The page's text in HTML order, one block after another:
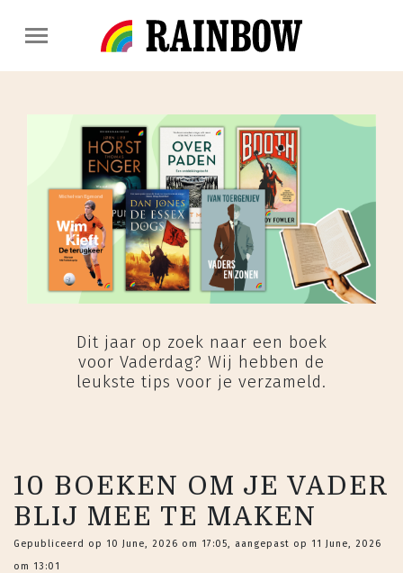
Dit jaar op zoek naar een boek
voor Vaderdag? Wij hebben de
leukste tips voor je verzameld.
10 BOEKEN OM JE VADER
BLIJ MEE TE MAKEN
Gepubliceerd op 10 June, 2026 om 17:05, aangepast op 11 June, 2026
om 13:01